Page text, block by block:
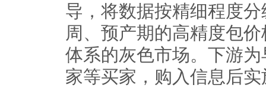
导，将数据按精细程度
周、预产期的高精度包
体系的灰色市场。下游
家等买家，购入信息后